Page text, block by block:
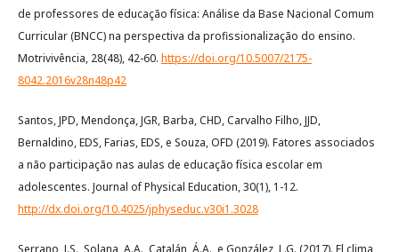
de professores de educação física: Análise da Base Nacional Comum
Curricular (BNCC) na perspectiva da profissionalização do ensino.
Motrivivência, 28(48), 42-60. https://doi.org/10.5007/2175-
8042.2016v28n48p42
Santos, JPD, Mendonça, JGR, Barba, CHD, Carvalho Filho, JJD,
Bernaldino, EDS, Farias, EDS, e Souza, OFD (2019). Fatores associados
a não participação nas aulas de educação física escolar em
adolescentes. Journal of Physical Education, 30(1), 1-12.
http://dx.doi.org/10.4025/jphyseduc.v30i1.3028
Serrano, J.S., Solana, A.A., Catalán, Á.A., e González, L.G. (2017). El clima